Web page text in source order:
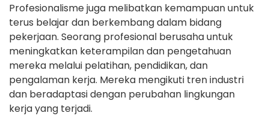
Profesionalisme juga melibatkan kemampuan untuk
terus belajar dan berkembang dalam bidang
pekerjaan. Seorang profesional berusaha untuk
meningkatkan keterampilan dan pengetahuan
mereka melalui pelatihan, pendidikan, dan
pengalaman kerja. Mereka mengikuti tren industri
dan beradaptasi dengan perubahan lingkungan
kerja yang terjadi.